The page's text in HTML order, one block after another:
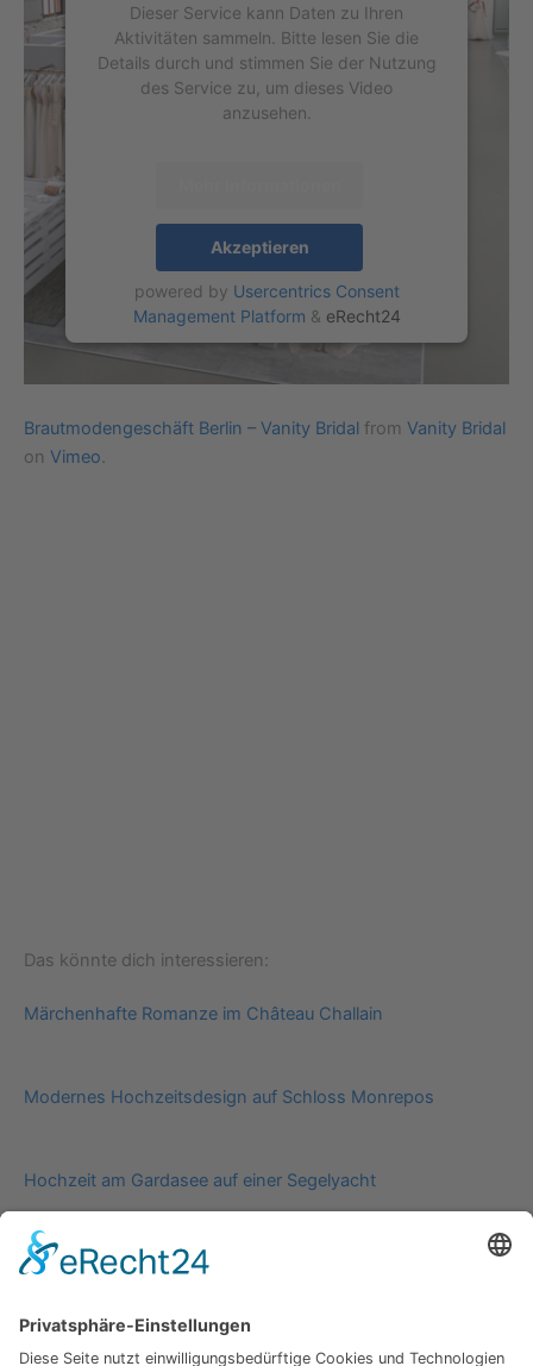
Dieser Service kann Daten zu Ihren
Aktivitäten sammeln. Bitte lesen Sie die
Details durch und stimmen Sie der Nutzung
des Service zu, um dieses Video
anzusehen.
Akzeptieren
powered by Usercentrics Consent
Management Platform & eRecht24
Brautmodengeschäft Berlin – Vanity Bridal from Vanity Bridal
on Vimeo.
Das könnte dich interessieren:
Märchenhafte Romanze im Château Challain
Modernes Hochzeitsdesign auf Schloss Monrepos
Hochzeit am Gardasee auf einer Segelyacht
Impressum
About